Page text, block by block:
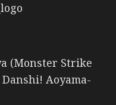
(Monster Strike
Aoyama-